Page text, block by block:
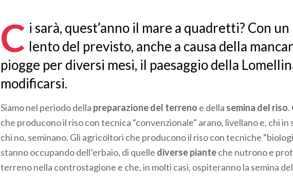
C i sarà, quest’anno il mare a quadretti? Con
lento del previsto, anche a causa della
piogge per diversi mesi, il paesaggio della
modificarsi.
Siamo nel periodo della preparazione del terreno e della semina del riso.
che producono il riso con tecnica “convenzionale” arano, livellano e, chi in
chi no, seminano. Gli agricoltori che producono il riso con tecniche
stanno occupando dell’erbaio, di quelle diverse pianteche nutrono e
terreno nella controstagione e che, in molti casi, ospiteranno la semina